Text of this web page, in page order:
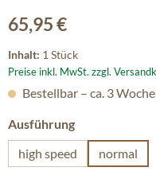
Regulärer Preis:
65,95 €
Inhalt: 1 Stück
Preise inkl. MwSt. zzgl.
Bestellbar – ca. 3
Ausführungauswählen
high speed
normal